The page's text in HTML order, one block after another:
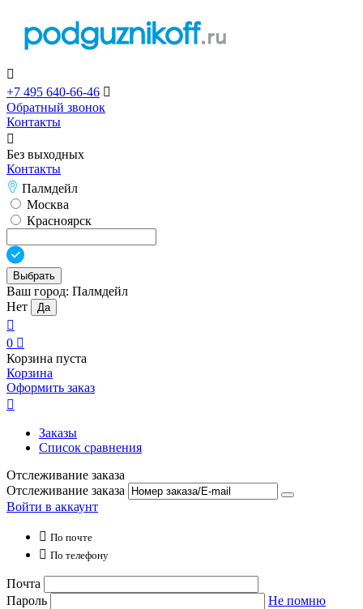

+7 495 640-66-46 
Обратный звонок
Контакты

Без выходных
Контакты
Палмдейл
Москва
Красноярск
Выбрать
Ваш город: Палмдейл
Нет
Да

0 
Корзина пуста
Корзина
Оформить заказ

Заказы
Список сравнения
Отслеживание заказа
Отслеживание заказа
Войти в аккаунт
 По почте
 По телефону
Почта
Пароль
Не помню